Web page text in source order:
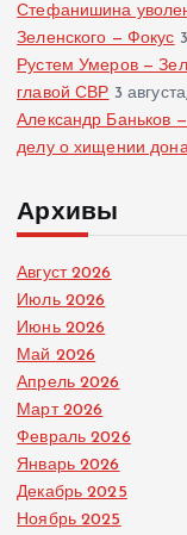
Стефанишина
Зеленского — Фокус
Рустем Умеров —
главой СВР 3
Александр Баньков
делу о хищении
Архивы
Август 2026
Июль 2026
Июнь 2026
Май 2026
Апрель 2026
Март 2026
Февраль 2026
Январь 2026
Декабрь 2025
Ноябрь 2025